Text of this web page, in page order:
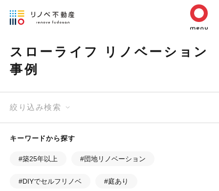
スローライフ リノベーション
事例
絞り込み検索
キーワードから探す
#築25年以上 #団地リノベーション
#DIYでセルフリノベ #庭あり